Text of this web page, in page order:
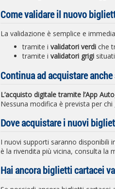
Come validare il nuovo
La validazione è semplice e
tramite i validatori verdi che
tramite i validatori grigi
Continua ad acquistare anche
L’acquisto digitale tramite l’App
Nessuna modifica è prevista per
Dove acquistare i nuovi
I nuovi supporti saranno disponibili
è la rivendita più vicina, consulta la
Hai ancora biglietti cartacei